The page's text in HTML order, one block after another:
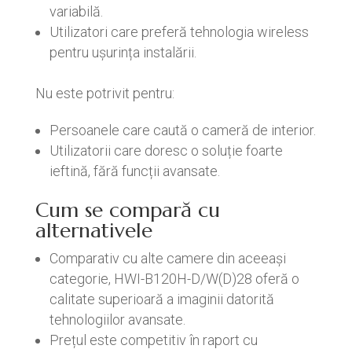
variabilă.
Utilizatori care preferă tehnologia wireless
pentru ușurința instalării.
Nu este potrivit pentru:
Persoanele care caută o cameră de interior.
Utilizatorii care doresc o soluție foarte
ieftină, fără funcții avansate.
Cum se compară cu
alternativele
Comparativ cu alte camere din aceeași
categorie, HWI-B120H-D/W(D)28 oferă o
calitate superioară a imaginii datorită
tehnologiilor avansate.
Prețul este competitiv în raport cu